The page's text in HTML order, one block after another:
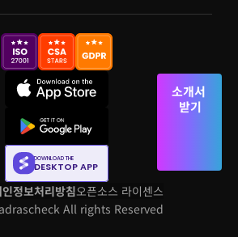
DOWNLOAD THE
DESKTOP APP
정보처리방침오픈소스 라이센스
All rights Reserved
소개서
받기